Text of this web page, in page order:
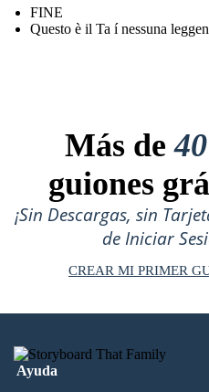
FINE
Questo è il Ta í nessuna
Más de
guiones
¡Sin Descargas, sin
de Iniciar
CREAR MI PRIMER
Ayuda